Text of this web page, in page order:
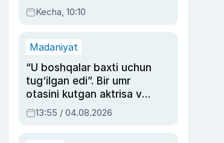
hukmi o‘qildi
Kecha, 10:10
Madaniyat
“U boshqalar baxti uchun
tug‘ilgan edi”. Bir umr
otasini kutgan aktrisa va
dublyaj ustasi Rimma
Ahmedovaning
13:55 / 04.08.2026